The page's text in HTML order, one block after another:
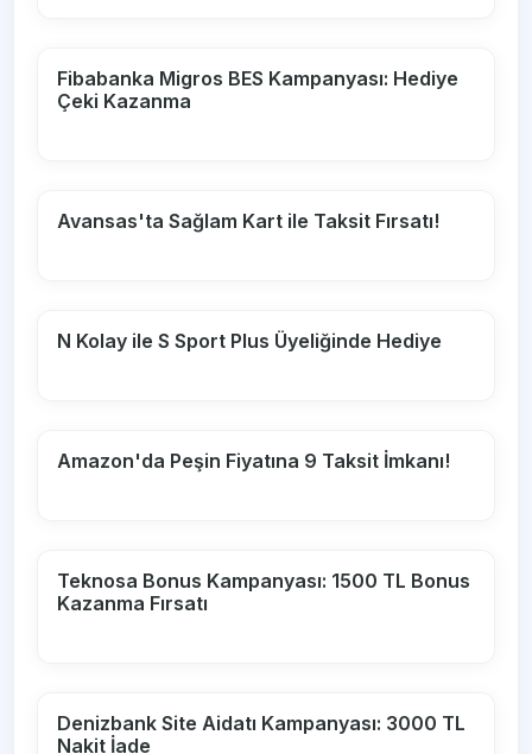
Fibabanka Migros BES Kampanyası: Hediye
Çeki Kazanma
Avansas'ta Sağlam Kart ile Taksit Fırsatı!
N Kolay ile S Sport Plus Üyeliğinde Hediye
Amazon'da Peşin Fiyatına 9 Taksit İmkanı!
Teknosa Bonus Kampanyası: 1500 TL Bonus
Kazanma Fırsatı
Denizbank Site Aidatı Kampanyası: 3000 TL
Nakit İade